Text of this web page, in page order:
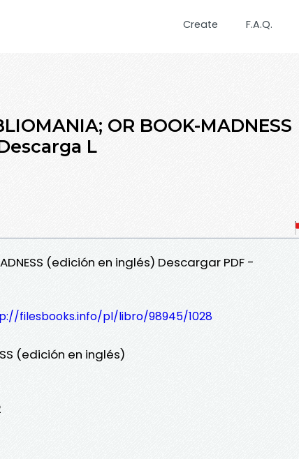
Create F.A.Q.
OR BOOK-MADNESS
L
(edición en inglés) Descargar PDF -
filesbooks.info/pl/libro/98945/1028
(edición en inglés)